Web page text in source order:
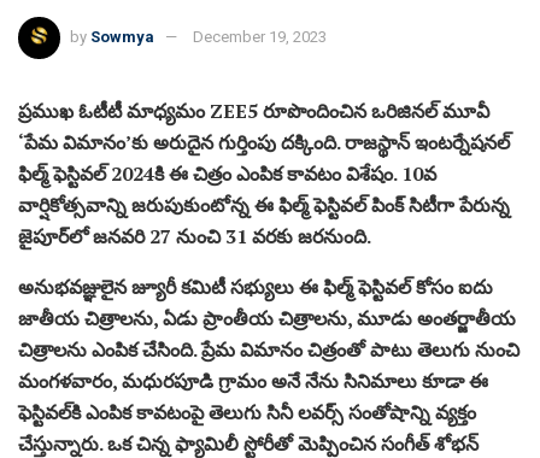
by Sowmya December 19, 2023
ప్రముఖ ఓటీటీ మాధ్యమం ZEE5 రూపొందించిన ఒరిజినల్ మూవీ
‘పేమ విమానం’కు అరుదైన గుర్తింపు దక్కింది. రాజస్థాన్ ఇంటర్నేషనల్
ఫిల్మ్ ఫెస్టివల్ 2024కి ఈ చిత్రం ఎంపిక కావటం విశేషం. 10వ
వార్షికోత్సవాన్ని జరుపుకుంటోన్న ఈ ఫిల్మ్ ఫెస్టివల్ పింక్ సిటీగా పేరున్న
జైపూర్‌లో జనవరి 27 నుంచి 31 వరకు జరనుంది.
అనుభవజ్ఞులైన జ్యూరీ కమిటీ సభ్యులు ఈ ఫిల్మ్ ఫెస్టివల్ కోసం ఐదు
జాతీయ చిత్రాలను, ఏడు ప్రాంతీయ చిత్రాలను, మూడు అంతర్జాతీయ
చిత్రాలను ఎంపిక చేసింది. ప్రేమ విమానం చిత్రంతో పాటు తెలుగు నుంచి
మంగళవారం, మధురపూడి గ్రామం అనే నేను సినిమాలు కూడా ఈ
ఫెస్టివల్‌కి ఎంపిక కావటంపై తెలుగు సినీ లవర్స్ సంతోషాన్ని వ్యక్తం
చేస్తున్నారు. ఒక చిన్న ఫ్యామిలీ స్టోరీతో మెప్పించిన సంగీత్ శోభన్